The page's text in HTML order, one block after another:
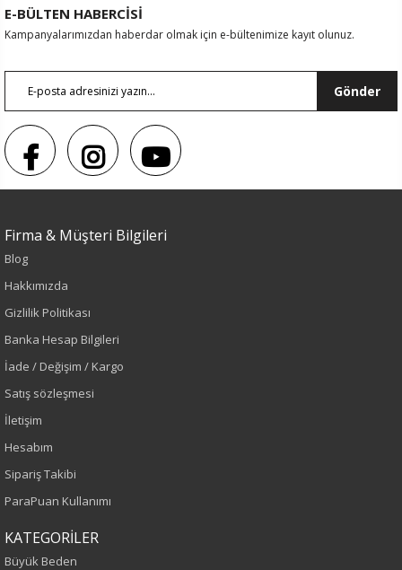
Sezon : YAZLIK
Renk
Lacivert
Sezon
İlkbahar-Yaz
Yaş Grubu
Kalıp
E-BÜLTEN HABERCİSİ
Kampanyalarımızdan haberdar olmak için e-bültenimize kayıt olunuz.
Gönder
Firma & Müşteri Bilgileri
Blog
Hakkımızda
Gizlilik Politikası
Banka Hesap Bilgileri
İade / Değişim / Kargo
Satış sözleşmesi
İletişim
Hesabım
Sipariş Takibi
ParaPuan Kullanımı
KATEGORİLER
Büyük Beden